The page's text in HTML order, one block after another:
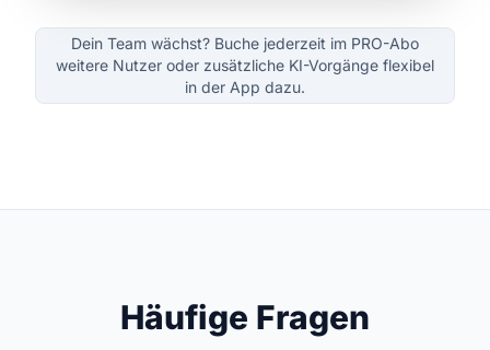
Dein Team wächst? Buche jederzeit im PRO-Abo
weitere Nutzer oder zusätzliche KI-Vorgänge flexibel
in der App dazu.
Häufige Fragen